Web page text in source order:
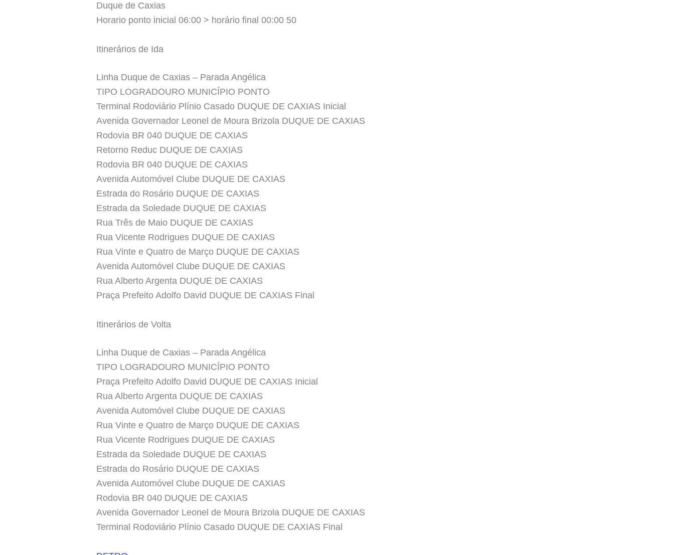
Duque de Caxias
Horario ponto inicial 06:00 > horário final 00:00 50
Itinerários de Ida
Linha Duque de Caxias – Parada Angélica
TIPO LOGRADOURO MUNICÍPIO PONTO
Terminal Rodoviário Plínio Casado DUQUE DE CAXIAS Inicial
Avenida Governador Leonel de Moura Brizola DUQUE DE CAXIAS
Rodovia BR 040 DUQUE DE CAXIAS
Retorno Reduc DUQUE DE CAXIAS
Rodovia BR 040 DUQUE DE CAXIAS
Avenida Automóvel Clube DUQUE DE CAXIAS
Estrada do Rosário DUQUE DE CAXIAS
Estrada da Soledade DUQUE DE CAXIAS
Rua Três de Maio DUQUE DE CAXIAS
Rua Vicente Rodrigues DUQUE DE CAXIAS
Rua Vinte e Quatro de Março DUQUE DE CAXIAS
Avenida Automóvel Clube DUQUE DE CAXIAS
Rua Alberto Argenta DUQUE DE CAXIAS
Praça Prefeito Adolfo David DUQUE DE CAXIAS Final
Itinerários de Volta
Linha Duque de Caxias – Parada Angélica
TIPO LOGRADOURO MUNICÍPIO PONTO
Praça Prefeito Adolfo David DUQUE DE CAXIAS Inicial
Rua Alberto Argenta DUQUE DE CAXIAS
Avenida Automóvel Clube DUQUE DE CAXIAS
Rua Vinte e Quatro de Março DUQUE DE CAXIAS
Rua Vicente Rodrigues DUQUE DE CAXIAS
Estrada da Soledade DUQUE DE CAXIAS
Estrada do Rosário DUQUE DE CAXIAS
Avenida Automóvel Clube DUQUE DE CAXIAS
Rodovia BR 040 DUQUE DE CAXIAS
Avenida Governador Leonel de Moura Brizola DUQUE DE CAXIAS
Terminal Rodoviário Plínio Casado DUQUE DE CAXIAS Final